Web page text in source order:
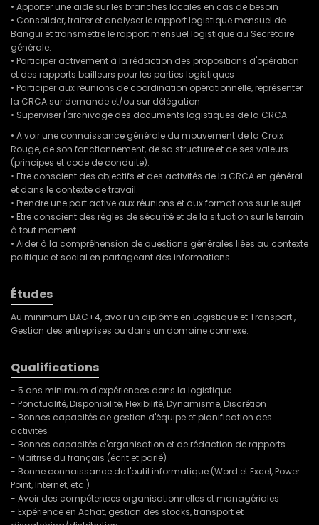
• Apporter une aide sur les branches locales en cas de besoin
• Consolider, traiter et analyser le rapport logistique mensuel de
Bangui et transmettre le rapport mensuel logistique au Secrétaire
générale.
• Participer activement à la rédaction des propositions d'opération
et des rapports bailleurs pour les parties logistiques
• Participer aux réunions de coordination opérationnelle, représenter
la CRCA sur demande et/ou sur délégation
• Superviser l'archivage des documents logistiques de la CRCA
• A voir une connaissance générale du mouvement de la Croix
Rouge, de son fonctionnement, de sa structure et de ses valeurs
(principes et code de conduite).
• Etre conscient des objectifs et des activités de la CRCA en général
et dans le contexte de travail.
• Prendre une part active aux réunions et aux formations sur le sujet.
• Etre conscient des règles de sécurité et de la situation sur le terrain
à tout moment.
• Aider à la compréhension de questions générales liées au contexte
politique et social en partageant des informations.
Études
Au minimum BAC+4, avoir un diplôme en Logistique et Transport ,
Gestion des entreprises ou dans un domaine connexe.
Qualifications
- 5 ans minimum d'expériences dans la logistique
- Ponctualité, Disponibilité, Flexibilité, Dynamisme, Discrétion
- Bonnes capacités de gestion d'équipe et planification des
activités
- Bonnes capacités d'organisation et de rédaction de rapports
- Maîtrise du français (écrit et parlé)
- Bonne connaissance de l'outil informatique (Word et Excel, Power
Point, Internet, etc.)
- Avoir des compétences organisationnelles et managériales
- Expérience en Achat, gestion des stocks, transport et